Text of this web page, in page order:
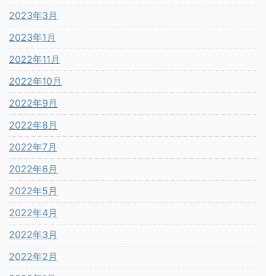
2023年3月
2023年1月
2022年11月
2022年10月
2022年9月
2022年8月
2022年7月
2022年6月
2022年5月
2022年4月
2022年3月
2022年2月